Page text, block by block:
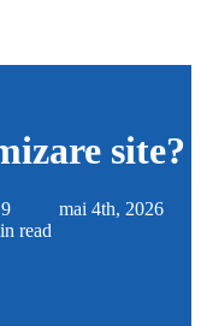
site?
mai 4th, 2026
read